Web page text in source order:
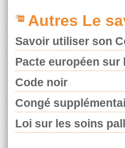
Autres Le
Savoir utiliser son
Pacte européen sur
Code noir
Congé
Loi sur les soins